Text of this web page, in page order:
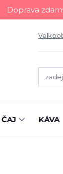
Doprava
ČAJ KÁVA